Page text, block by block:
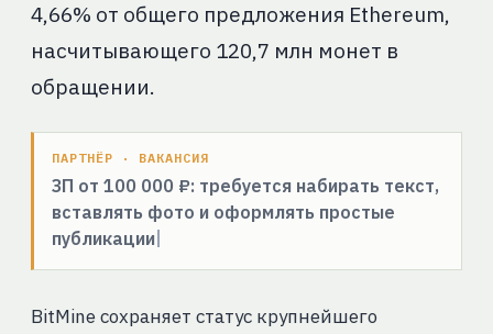
4,66% от общего предложения Ethereum,
насчитывающего 120,7 млн монет в
обращении.
ПАРТНЁР · ВАКАНСИЯ
ЗП от 100 000 ₽: требуется набирать текст,
вставлять фото и оформлять простые
публикации
BitMine сохраняет статус крупнейшего